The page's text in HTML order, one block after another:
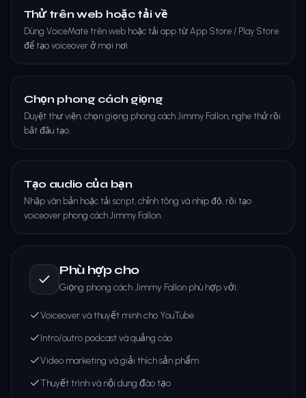
Thử trên web hoặc tải về
Dùng VoiceMate trên web hoặc tải app từ App Store / Play Store
để tạo voiceover ở mọi nơi.
Chọn phong cách giọng
Duyệt thư viện, chọn giọng phong cách Jimmy Fallon, nghe thử rồi
bắt đầu tạo.
Tạo audio của bạn
Nhập văn bản hoặc tải script, chỉnh tông và nhịp độ, rồi tạo
voiceover phong cách Jimmy Fallon.
Phù hợp cho
Giọng phong cách Jimmy Fallon phù hợp với:
Voiceover và thuyết minh cho YouTube
Intro/outro podcast và quảng cáo
Video marketing và giải thích sản phẩm
Thuyết trình và nội dung đào tạo